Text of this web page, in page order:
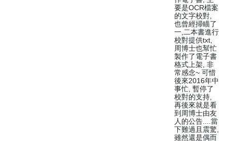
要是OCR檔案
的文字校對,
也曾經掃瞄了
一,二本書進行
校對提供txt,
周博士也幫忙
製作了電子書
格式上架, 非
常感念~ 可惜
後來2016年中
事忙, 暫停了
校對的支持,
再後來就是看
到周博士由友
人的公告....當
下難過且震驚,
雖然還是偶而